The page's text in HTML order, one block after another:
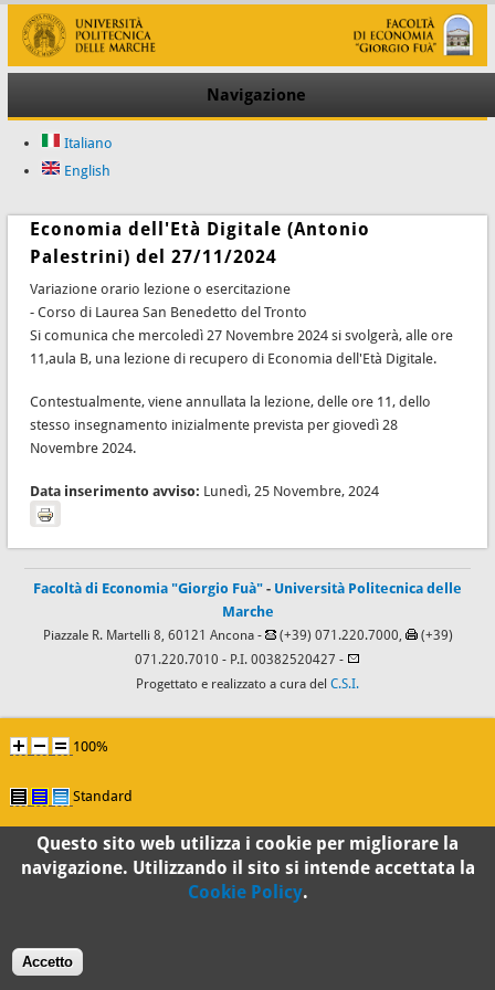
Navigazione
Italiano
English
Economia dell'Età Digitale (Antonio
Palestrini) del 27/11/2024
Variazione orario lezione o esercitazione
- Corso di Laurea San Benedetto del Tronto
Si comunica che mercoledì 27 Novembre 2024 si svolgerà, alle ore
11,aula B, una lezione di recupero di Economia dell'Età Digitale.
Contestualmente, viene annullata la lezione, delle ore 11, dello
stesso insegnamento inizialmente prevista per giovedì 28
Novembre 2024.
Data inserimento avviso: Lunedì, 25 Novembre, 2024
Facoltà di Economia "Giorgio Fuà" - Università Politecnica delle
Marche
Piazzale R. Martelli 8, 60121 Ancona - (+39) 071.220.7000,
(+39)
071.220.7010 - P.I. 00382520427 -
Progettato e realizzato a cura del C.S.I.
100%
Standard
Questo sito web utilizza i cookie per migliorare la
navigazione. Utilizzando il sito si intende accettata la
Cookie Policy.
Accetto